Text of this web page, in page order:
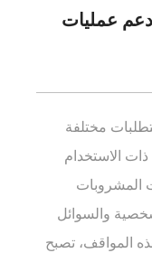
كيف يمكن لـ Streamcap دعم عمليات
مختلفة
ذات الاستخدام
المشروبات
والسوائل
المواقف، تصبح